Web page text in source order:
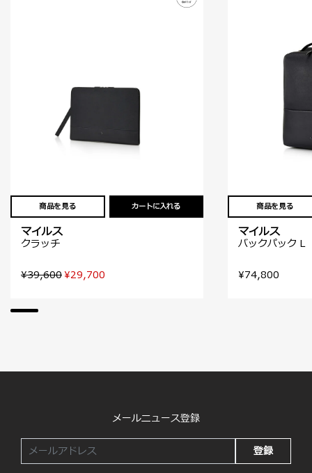
商品を見る カートに入れる
マイルス
クラッチ
¥39,600¥29,700
商品を見る
マイルス
バックパック L
¥74,800
メールニュース登録
登録